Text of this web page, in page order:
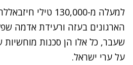
למעלה מ-130,000
הארגונים בעזה ורעידת אדמה
שעבר, כל אלו הן סכנות מוחשיות
על ערי ישראל.